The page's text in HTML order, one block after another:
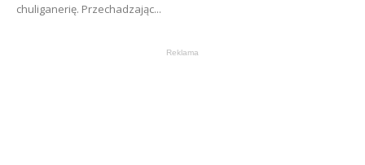
chuliganerię. Przechadzając...
Reklama